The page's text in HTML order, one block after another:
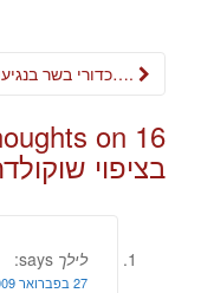
כדורי בשר בנגיעות פטריות ברוטב פטריות ו….
16 thoughts on “
בציפוי
לילך says:
27 בפברואר 2009 at 20:42